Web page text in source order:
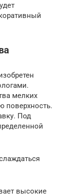
мелких
поверхность.
Под
высокие